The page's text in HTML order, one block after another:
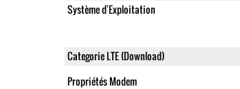
Système d'Exploitation
Categorie LTE (Download)
Propriétés Modem